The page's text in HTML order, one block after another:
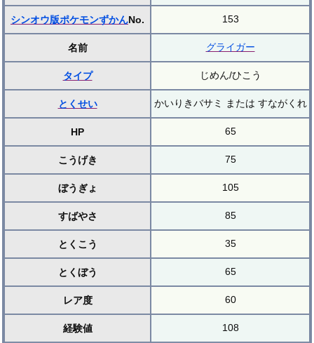
シンオウ版ポケモンずかんNo. 153
名前 グライガー
タイプ じめん/ひこう
とくせい かいりきバサミ または すながくれ
HP 65
こうげき 75
ぼうぎょ 105
すばやさ 85
とくこう 35
とくぼう 65
レア度 60
経験値 108